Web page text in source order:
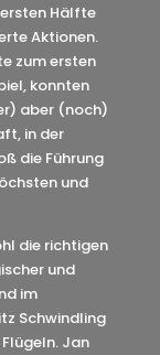
Hälfte
Aktionen.
zum ersten
konnten
aber (noch)
in der
die Führung
und
die richtigen
und
im
Schwindling
Jan